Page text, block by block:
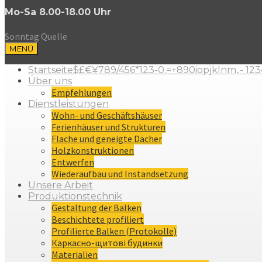
Mo-Sa 8.00-18.00 Uhr
Sonntag Quelle
MENÜ
Startseite$£€¥789/456*123-0.=+890iopjklnm,.-
Über uns
Empfehlungen
Dienstleistungen
Wohn- und Geschäftshäuser
Ferienhäuser und Strukturen
Flache und geneigte Dächer
Holzkonstruktionen
Entwerfen
Wiederaufbau und Instandsetzung
Unsere Arbeit
Produktionstechnik
Gestaltung der Balken
Beschichtete profiliert
Profilierte Balken (Protokolle)
Каркасно-щитові будинки
Materialien